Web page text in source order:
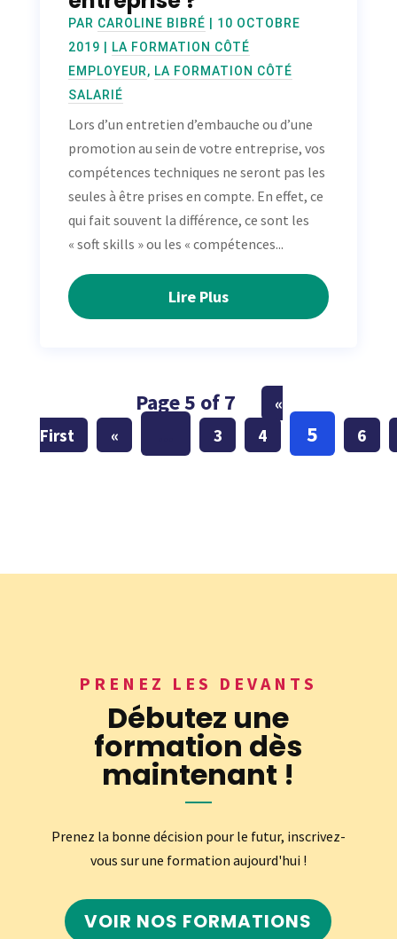
PAR CAROLINE BIBRÉ
10 OCTOBRE
2019
LA FORMATION CÔTÉ
EMPLOYEUR, LA FORMATION CÔTÉ
SALARIÉ
Lors d’un entretien d’embauche ou d’une
promotion au sein de votre entreprise, vos
compétences techniques ne seront pas les
seules à être prises en compte. En effet, ce
qui fait souvent la différence, ce sont les
« soft skills » ou les « compétences...
Lire Plus
Page 5 of 7
«
First
« 3 4 5 6
PRENEZ LES DEVANTS
Débutez une
formation dès
maintenant !
Prenez la bonne décision pour le futur, inscrivez-
vous sur une formation aujourd'hui !
VOIR NOS FORMATIONS